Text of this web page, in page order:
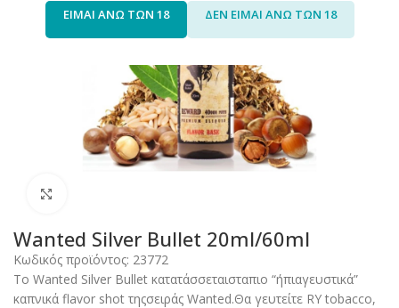
ΕΙΜΑΙ ΑΝΩ ΤΩΝ 18 ΔΕΝ ΕΙΜΑΙ ΑΝΩ ΤΩΝ 18
Wanted Silver Bullet 20ml/60ml
Κωδικός προϊόντος: 23772
Το Wanted Silver Bullet κατατάσσεταισταπιο “ήπιαγευστικά”
καπνικά flavor shot τηςσειράς Wanted.Θα γευτείτε RY tobacco,